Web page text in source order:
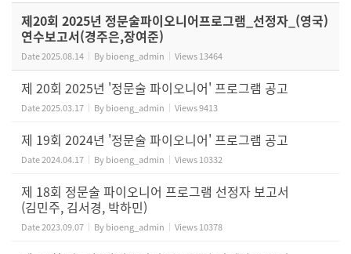
제20회 2025년 정문술파이오니어프로그램_선정자_(영국)
연수보고서(경주은,장여준)
Date2025.08.14 Bybioeng_admin Views13464
제 20회 2025년 '정문술 파이오니어' 프로그램 공고
Date2025.03.17 Bybioeng_admin Views9413
제 19회 2024년 '정문술 파이오니어' 프로그램 공고
Date2024.04.17 Bybioeng_admin Views10332
제 18회 정문술 파이오니어 프로그램 선정자 보고서
(김민주, 김서경, 박하민)
Date2023.09.07 Bybioeng_admin Views10378